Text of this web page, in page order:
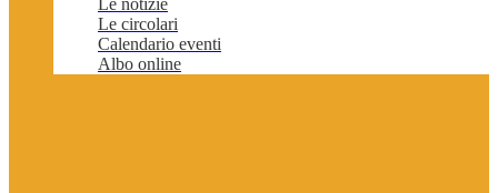
Le notizie
Le circolari
Calendario eventi
Albo online